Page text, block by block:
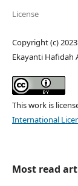
License
Copyright (c)
Ekayanti Hafidah
This work is
International
Most read